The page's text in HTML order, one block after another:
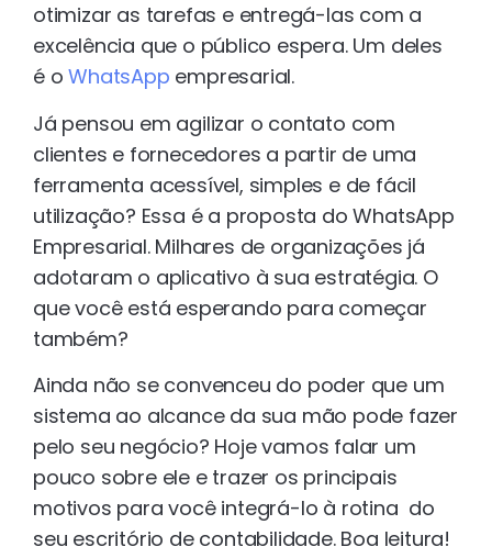
otimizar as tarefas e entregá-las com a
excelência que o público espera. Um deles
é oWhatsApp empresarial.
Já pensou em agilizar o contato com
clientes e fornecedores a partir de uma
ferramenta acessível, simples e de fácil
utilização? Essa é a proposta do WhatsApp
Empresarial. Milhares de organizações já
adotaram o aplicativo à sua estratégia. O
que você está esperando para começar
também?
Ainda não se convenceu do poder que um
sistema ao alcance da sua mão pode fazer
pelo seu negócio? Hoje vamos falar um
pouco sobre ele e trazer os principais
motivos para você integrá-lo à rotina do
seu escritório de contabilidade. Boa leitura!